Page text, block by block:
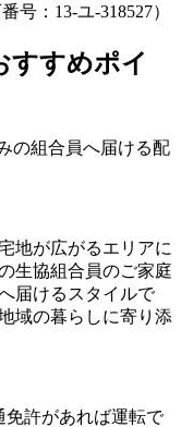
号：13-ユ-318527）
すすめポイ
の組合員へ届ける配
地が広がるエリアに
生協組合員のご家庭
届けるスタイルで
域の暮らしに寄り添
免許があれば運転で